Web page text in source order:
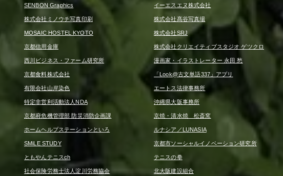
SENBON Graphics イーエスエヌ株式会社
株式会社ミノウチ写真印刷 株式会社髙谷写真場
MOSAIC HOSTEL KYOTO 株式会社SRJ
京都信用金庫 株式会社クリエイティブスタジオ ゲツクロ
西川ビジネス・ファーム研究所 漫画家・イラストレーター 永田 愁
京都食料株式会社 「Look@古文単語337」アプリ
有限会社山岸染色 エートス法律事務所
特定非営利活動法人NDA 沖縄県大阪事務所
京都府危機管理部 防災消防企画課 京焼・清水焼 松斎窯
ホームヘルプステーションといろ ルナシア／LUNASIA
SMiLE STUDY 京都市ソーシャルイノベーション研究所
ともやんテニスch テニスの拳
社会保険労務士法人淀川労務協会 北大阪建設組合